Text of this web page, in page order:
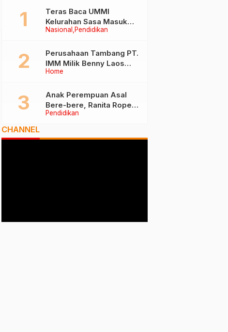
Nasional Pendidikan
Teras Baca UMMI
Kelurahan Sasa Masuk
Tiga Besar Nasional, Tim
Ternate
Home
Perusahaan Tambang PT.
IMM Milik Benny Laos
Diduga Tak Miliki Izin HPH
Pendidikan
Anak Perempuan Asal
Bere-bere, Ranita Rope
Dikukuhkan Sebagai Guru
CHANNEL